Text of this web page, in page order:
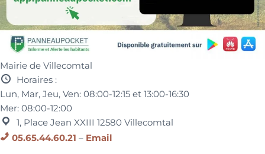
Mairie de Villecomtal
Horaires :
Lun, Mar, Jeu, Ven:08:00-12:15 et13:00-16:30
Mer:08:00-12:00
1, Place Jean XXIII 12580 Villecomtal
05.65.44.60.21 – Email